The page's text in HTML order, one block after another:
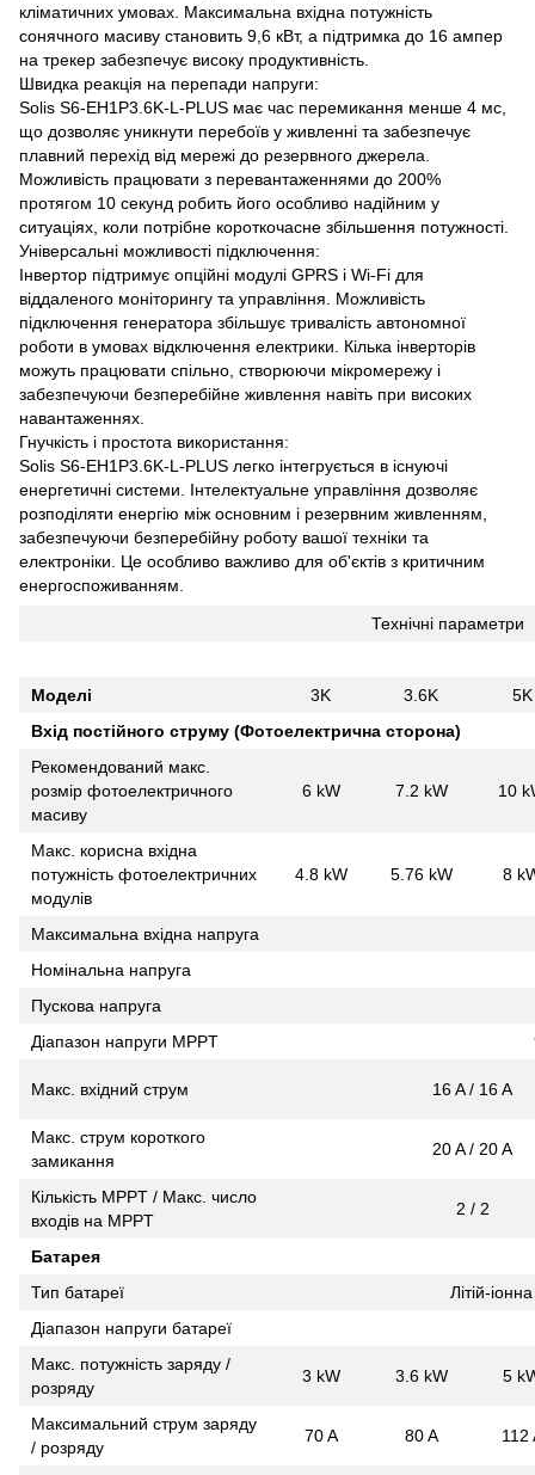
кліматичних умовах. Максимальна вхідна потужність
сонячного масиву становить 9,6 кВт, а підтримка до 16 ампер
на трекер забезпечує високу продуктивність.
Швидка реакція на перепади напруги:
Solis S6-EH1P3.6K-L-PLUS має час перемикання менше 4 мс,
що дозволяє уникнути перебоїв у живленні та забезпечує
плавний перехід від мережі до резервного джерела.
Можливість працювати з перевантаженнями до 200%
протягом 10 секунд робить його особливо надійним у
ситуаціях, коли потрібне короткочасне збільшення потужності.
Універсальні можливості підключення:
Інвертор підтримує опційні модулі GPRS і Wi-Fi для
віддаленого моніторингу та управління. Можливість
підключення генератора збільшує тривалість автономної
роботи в умовах відключення електрики. Кілька інверторів
можуть працювати спільно, створюючи мікромережу і
забезпечуючи безперебійне живлення навіть при високих
навантаженнях.
Гнучкість і простота використання:
Solis S6-EH1P3.6K-L-PLUS легко інтегрується в існуючі
енергетичні системи. Інтелектуальне управління дозволяє
розподіляти енергію між основним і резервним живленням,
забезпечуючи безперебійну роботу вашої техніки та
електроніки. Це особливо важливо для об'єктів з критичним
енергоспоживанням.
Технічні параметри
Моделі 3K 3.6K
5K
Вхід постійного струму (Фотоелектрична сторона)
Рекомендований макс.
розмір фотоелектричного
масиву
6 kW 7.2 kW 10
Макс. корисна вхідна
потужність фотоелектричних
модулів
4.8 kW 5.76 kW 8
Максимальна вхідна напруга
Номінальна напруга
Пускова напруга
Діапазон напруги MPPT
Макс. вхідний струм 16 A / 16 A
Макс. струм короткого
замикання
20 A / 20 A
Кількість MPPT / Макс. число
входів на MPPT
2 / 2
Батарея
Тип батареї
Літій-
Діапазон напруги батареї
Макс. потужність заряду /
розряду
3 kW 3.6 kW 5
Максимальний струм заряду
/ розряду
70 A 80 A 112